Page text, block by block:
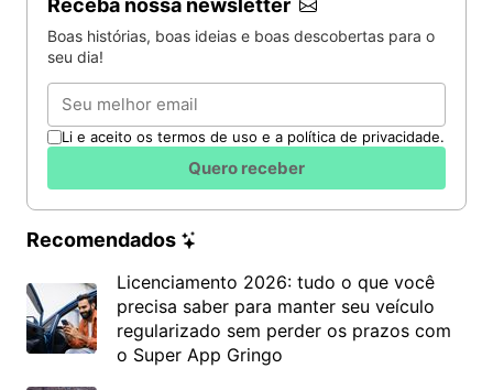
Receba nossa newsletter
Boas histórias, boas ideias e boas descobertas para o
seu dia!
Email
Li e aceito os termos de uso e a política de privacidade.
Quero receber
Recomendados
Licenciamento 2026: tudo o que você
precisa saber para manter seu veículo
regularizado sem perder os prazos com
o Super App Gringo